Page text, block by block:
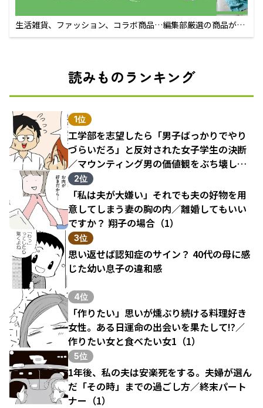
生活雑貨、ファッション、コラボ商品…編集部厳選の商品が買
えるECサイト
読みものランキング
1位
工学部を志望したら「男子ばっかりでやり
づらいだろ」と反対された女子学生の決断
／マウンティング男の価値観をぶち壊した
結果（1）
2位
「私は夫が大嫌い」それでも夫の好物を用
意してしまう妻の胸の内／離婚してもいい
ですか？ 翔子の場合（1）
3位
思い返せば認知症のサイン？ 40代の母に感
じた幼い息子の違和感
4位
「作りたい」思いが燻ぶり続ける料理好き
女性。ある日運命の出会いを果たして!?／
作りたい女と食べたい女1（1）
5位
1年後、私の夫は安楽死をする。夫婦が選ん
だ「その時」までの過ごし方／終末パート
ナー（1）